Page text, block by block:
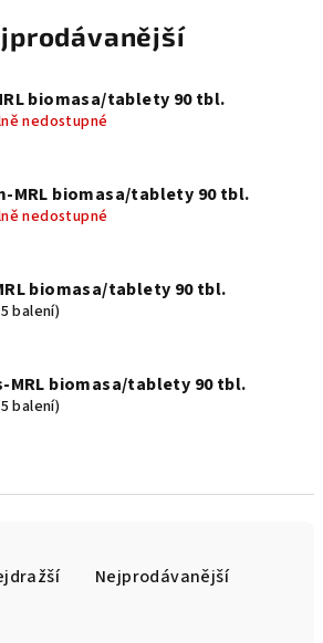
biomasa/tablety 90 tbl.
nedostupné
MRL biomasa/tablety 90 tbl.
nedostupné
biomasa/tablety 90 tbl.
balení)
MRL biomasa/tablety 90 tbl.
balení)
Nejprodávanější